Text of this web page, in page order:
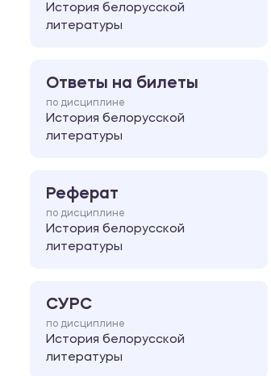
История белорусской
литературы
Ответы на билеты
по дисциплине
История белорусской
литературы
Реферат
по дисциплине
История белорусской
литературы
СУРС
по дисциплине
История белорусской
литературы